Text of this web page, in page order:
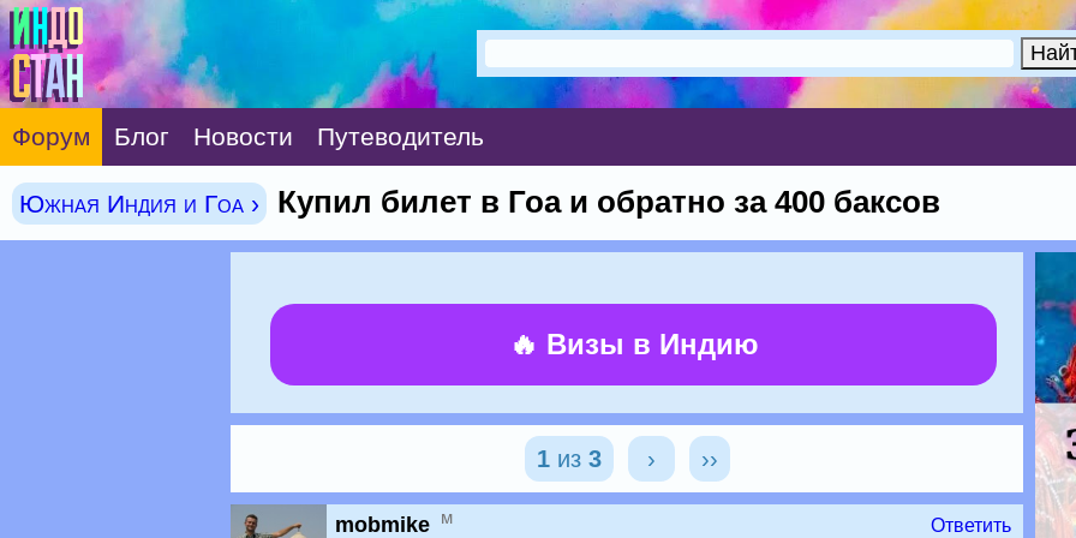
Форум Блог Новости Путеводитель
Южная Индия и Гоа › Купил билет в Гоа и обратно за 400 баксов
🔥 Визы в Индию
1из 3 › ››
mobmike м Ответить